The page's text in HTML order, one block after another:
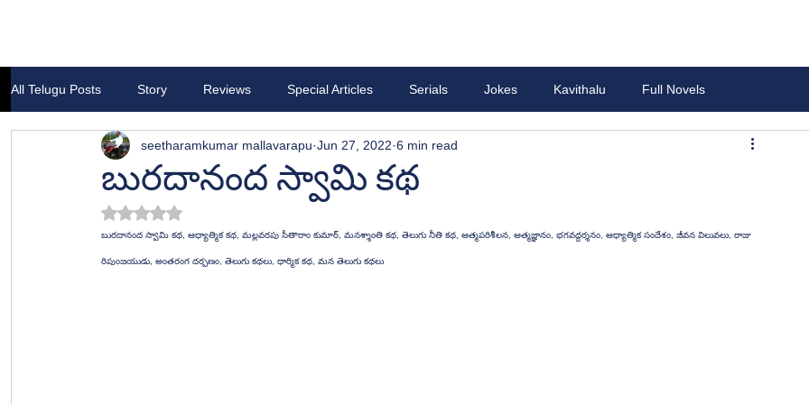
All Telugu Posts Story Reviews Special Articles Serials Jokes Kavithalu Full Novels
బురదానంద స్వామి కథ
seetharamkumar mallavarapu Jun 27, 2022 6 min read
Rated NaN out of 5 stars.
బురదానంద స్వామి కథ, ఆధ్యాత్మిక కథ, మల్లవరపు సీతారాం కుమార్, మనశ్శాంతి కథ, తెలుగు నీతి కథ, ఆత్మపరిశీలన, ఆత్మజ్ఞానం, భగవద్దర్శనం, ఆధ్యాత్మిక సందేశం, జీవన విలువలు, రాజు
రిపుంజయుడు, అంతరంగ దర్పణం, తెలుగు కథలు, ధార్మిక కథ, మన తెలుగు కథలు